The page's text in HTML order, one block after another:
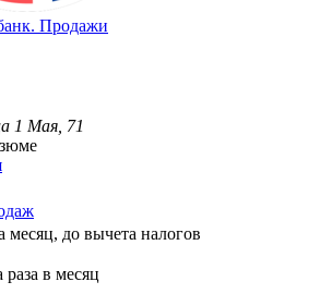
Продажи
1 Мая, 71
месяц, до вычета налогов
в месяц